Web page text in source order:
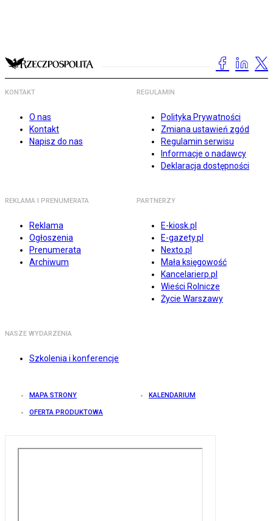
KONTAKT
O nas
Kontakt
Napisz do nas
REGULAMIN
Polityka Prywatności
Zmiana ustawień zgód
Regulamin serwisu
Informacje o nadawcy
Deklaracja dostępności
REKLAMA I PRENUMERATA
Reklama
Ogłoszenia
Prenumerata
Archiwum
PARTNERZY
E-kiosk.pl
E-gazety.pl
Nexto.pl
Mała księgowość
Kancelarierp.pl
Wieści Rolnicze
Życie Warszawy
NASZE WYDARZENIA
Szkolenia i konferencje
MAPA STRONY KALENDARIUM
OFERTA PRODUKTOWA